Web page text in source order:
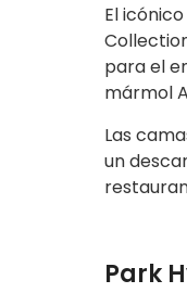
El
para el
mármol
Las
un
Park